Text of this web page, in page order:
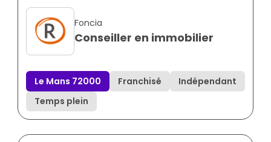
Foncia
Conseiller en immobilier
Le Mans 72000 Franchisé
Indépendant
Temps plein